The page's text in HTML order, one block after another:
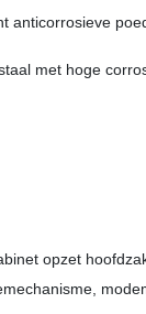
anticorrosieve
met hoge
opzet